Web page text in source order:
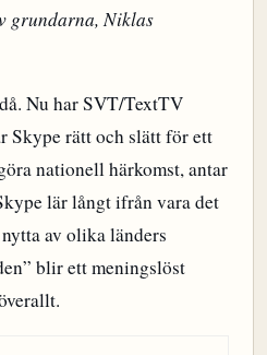
grundarna, Niklas
Nu har SVT/TextTV
Skype rätt och slätt för ett
nationell härkomst, antar
lär långt ifrån vara det
av olika länders
blir ett meningslöst